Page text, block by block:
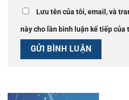
Lưu tên của tôi, email, và
này cho lần bình luận kế tiếp của